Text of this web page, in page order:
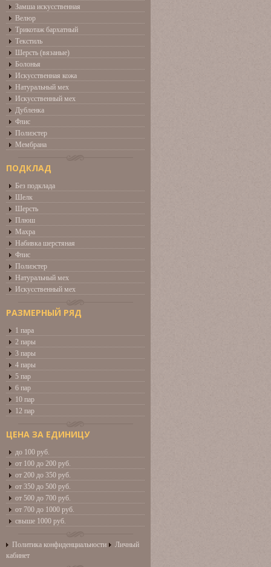
Замша искусственная
Велюр
Трикотаж бархатный
Текстиль
Шерсть (вязаные)
Болонья
Искусственная кожа
Натуральный мех
Искусственный мех
Дубленка
Флис
Полиэстер
Мембрана
ПОДКЛАД
Без подклада
Шелк
Шерсть
Плюш
Махра
Набивка шерстяная
Флис
Полиэстер
Натуральный мех
Искусственный мех
РАЗМЕРНЫЙ РЯД
1 пара
2 пары
3 пары
4 пары
5 пар
6 пар
10 пар
12 пар
ЦЕНА ЗА ЕДИНИЦУ
до 100 руб.
от 100 до 200 руб.
от 200 до 350 руб.
от 350 до 500 руб.
от 500 до 700 руб.
от 700 до 1000 руб.
свыше 1000 руб.
Политика конфиденциальности
Личный
кабинет